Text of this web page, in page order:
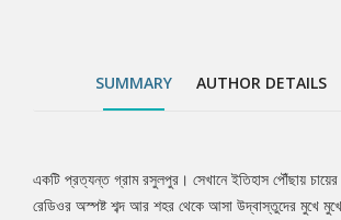
SUMMARY AUTHOR DETAILS
Tab
একটি প্রত্যন্ত গ্রাম রসুলপুর। সেখানে ইতিহাস পৌঁছায়
রেডিওর অস্পষ্ট শব্দ আর শহর থেকে আসা উদ্বাস্তুদের মুখে